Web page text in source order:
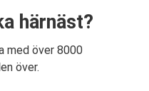
härnäst?
med över 8000
över.